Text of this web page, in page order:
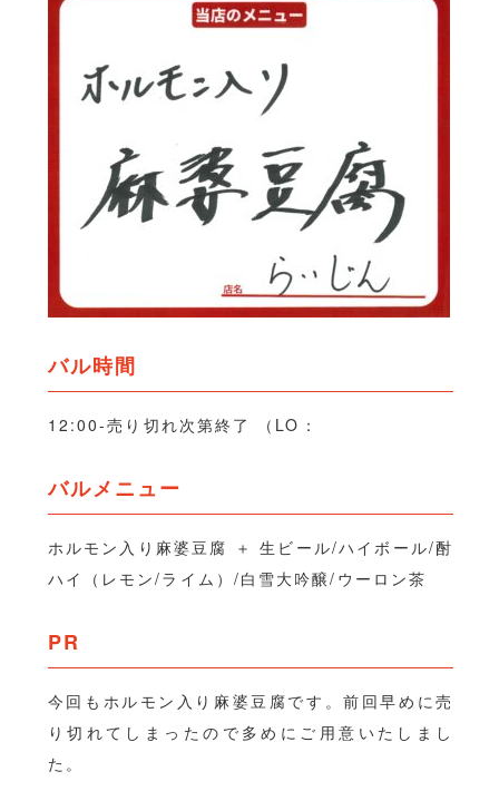
バル時間
12:00-売り切れ次第終了 （LO：
バルメニュー
ホルモン入り麻婆豆腐 ＋ 生ビール/ハイボール/酎
ハイ（レモン/ライム）/白雪大吟醸/ウーロン茶
PR
今回もホルモン入り麻婆豆腐です。前回早めに売
り切れてしまったので多めにご用意いたしまし
た。